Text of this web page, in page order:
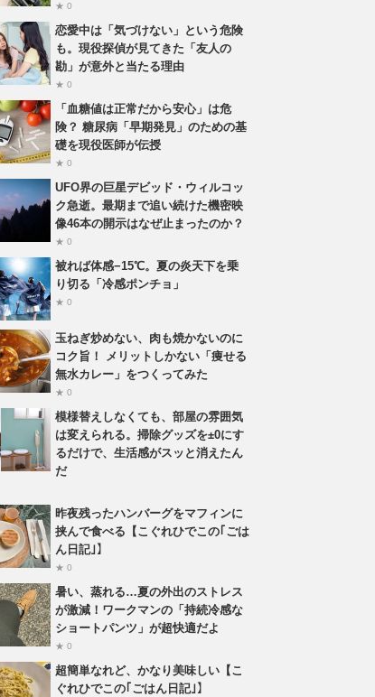
★ 0
恋愛中は「気づけない」という危険
も。現役探偵が見てきた「友人の
勘」が意外と当たる理由
★ 0
「血糖値は正常だから安心」は危
険？ 糖尿病「早期発見」のための基
礎を現役医師が伝授
★ 0
UFO界の巨星デビッド・ウィルコッ
ク急逝。最期まで追い続けた機密映
像46本の開示はなぜ止まったのか？
★ 0
被れば体感−15℃。夏の炎天下を乗
り切る「冷感ポンチョ」
★ 0
玉ねぎ炒めない、肉も焼かないのに
コク旨！ メリットしかない「痩せる
無水カレー」をつくってみた
★ 0
模様替えしなくても、部屋の雰囲気
は変えられる。掃除グッズを±0にす
るだけで、生活感がスッと消えたん
だ
昨夜残ったハンバーグをマフィンに
挟んで食べる【こぐれひでこの｢ごは
ん日記｣】
★ 0
暑い、蒸れる…夏の外出のストレス
が激減！ワークマンの「持続冷感な
ショートパンツ」が超快適だよ
★ 0
超簡単なれど、かなり美味しい【こ
ぐれひでこの｢ごはん日記｣】